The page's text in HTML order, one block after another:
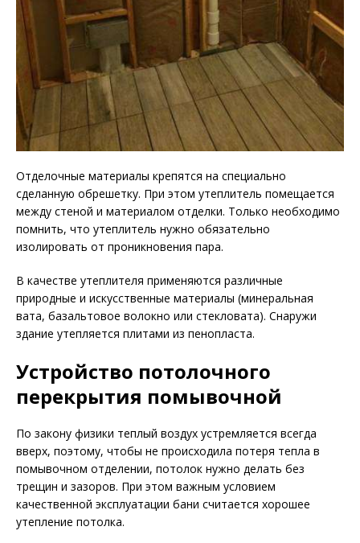
Отделочные материалы крепятся на специально
сделанную обрешетку. При этом утеплитель помещается
между стеной и материалом отделки. Только необходимо
помнить, что утеплитель нужно обязательно
изолировать от проникновения пара.
В качестве утеплителя применяются различные
природные и искусственные материалы (минеральная
вата, базальтовое волокно или стекловата). Снаружи
здание утепляется плитами из пенопласта.
Устройство потолочного
перекрытия помывочной
По закону физики теплый воздух устремляется всегда
вверх, поэтому, чтобы не происходила потеря тепла в
помывочном отделении, потолок нужно делать без
трещин и зазоров. При этом важным условием
качественной эксплуатации бани считается хорошее
утепление потолка.